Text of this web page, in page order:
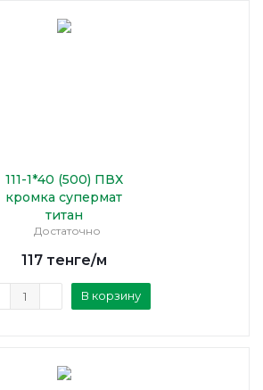
111-1*40 (500) ПВХ
кромка супермат
титан
Достаточно
117тенге/м
В корзину